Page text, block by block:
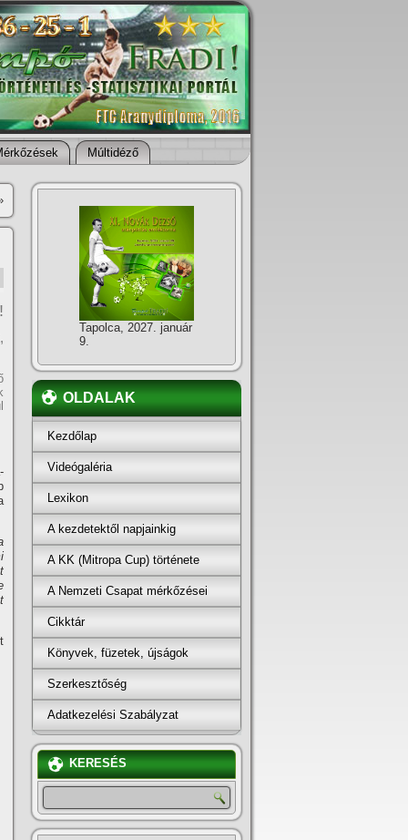
Múltidéző
Tapolca, 2027. január
9.
OLDALAK
Kezdőlap
Videógaléria
Lexikon
A kezdetektől napjainkig
A KK (Mitropa Cup) története
A Nemzeti Csapat mérkőzései
Cikktár
Könyvek, füzetek, újságok
Szerkesztőség
Adatkezelési Szabályzat
KERESÉS